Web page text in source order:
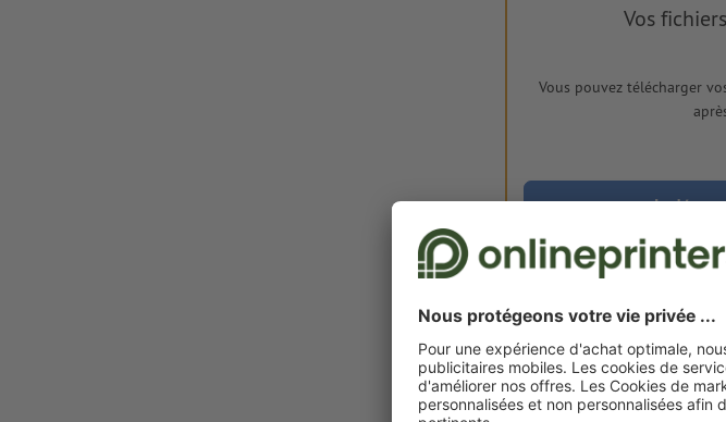
Vos
Vous pouvez télécharger
Je
Livraison approx. :
mer. 19 août - jeu. 20 août
Poids: env. 210 g